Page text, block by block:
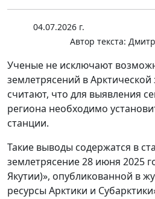
04.07.2026 г.
Автор текста:
Ученые не исключают
землетрясений в Арктической
считают, что для выявления
региона необходимо
станции.
Такие выводы содержатся в
землетрясение 28 июня 2025
Якутии)», опубликованной в
ресурсы Арктики и